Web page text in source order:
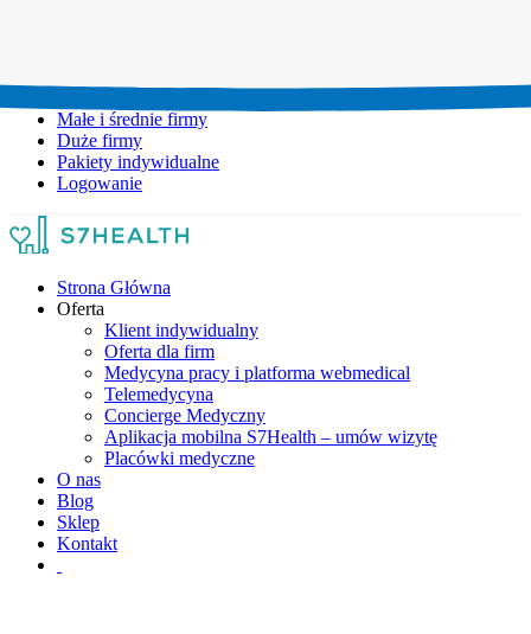
Małe i średnie firmy
Duże firmy
Pakiety indywidualne
Logowanie
Strona Główna
Oferta
Klient indywidualny
Oferta dla firm
Medycyna pracy i platforma webmedical
Telemedycyna
Concierge Medyczny
Aplikacja mobilna S7Health – umów wizytę
Placówki medyczne
O nas
Blog
Sklep
Kontakt